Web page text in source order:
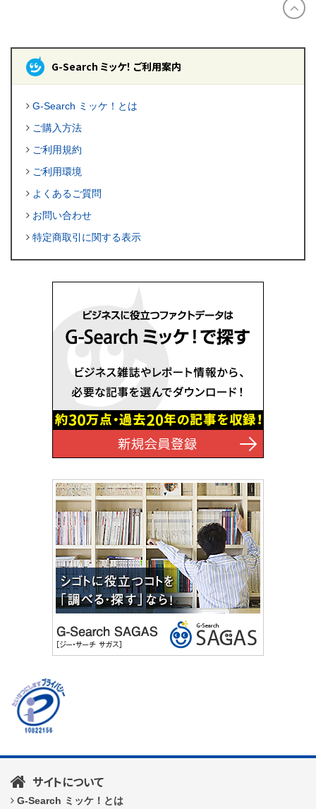
G-Search ミッケ！ ご利用案内
G-Search ミッケ！とは
ご購入方法
ご利用規約
ご利用環境
よくあるご質問
お問い合わせ
特定商取引に関する表示
サイトについて
G-Search ミッケ！とは